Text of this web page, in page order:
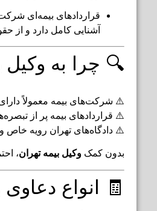
قراردادهای بیمه‌ای
آشنایی کامل دارد و از
🔍 چرا به وکیل
⚠️ شرکت‌های بیمه معمولاً
⚠️ قراردادهای بیمه پر از
⚠️ دادگاه‌های تهران رویه خاص
بدون کمک وکیل بیمه تهران،
🧾 انواع